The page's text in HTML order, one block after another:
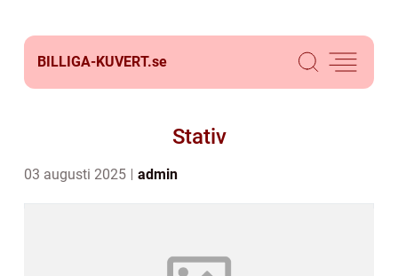
BILLIGA-KUVERT.se
Stativ
03 augusti 2025 admin